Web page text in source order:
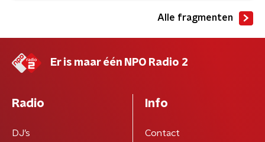
Alle fragmenten
Er is maar één NPO Radio 2
Radio
DJ’s
Info
Contact